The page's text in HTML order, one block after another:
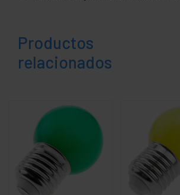
Productos
relacionados